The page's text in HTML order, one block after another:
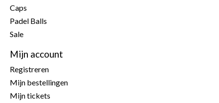
Caps
Padel Balls
Sale
Mijn account
Registreren
Mijn bestellingen
Mijn tickets